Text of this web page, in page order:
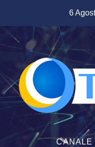
contenuto
6
CANALE